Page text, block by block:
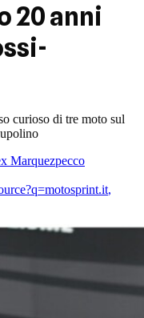
20 anni
curioso di tre moto sul
Marquezpecco
,